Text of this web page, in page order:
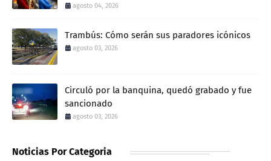
agosto 04, 2026
Trambús: Cómo serán sus paradores icónicos
agosto 03, 2026
Circuló por la banquina, quedó grabado y fue
sancionado
agosto 03, 2026
Noticias Por Categoria